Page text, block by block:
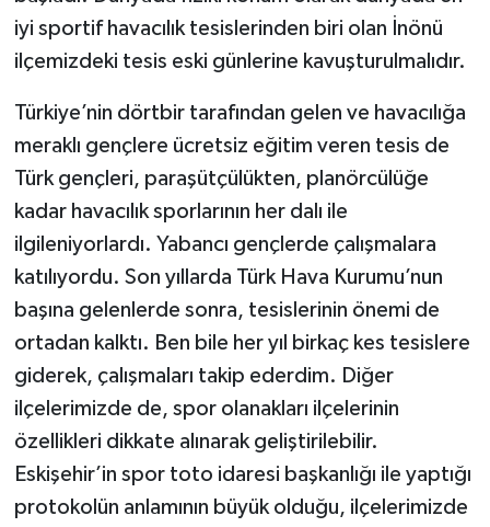
iyi sportif havacılık tesislerinden biri olan İnönü
ilçemizdeki tesis eski günlerine kavuşturulmalıdır.
Türkiye’nin dörtbir tarafından gelen ve havacılığa
meraklı gençlere ücretsiz eğitim veren tesis de
Türk gençleri, paraşütçülükten, planörcülüğe
kadar havacılık sporlarının her dalı ile
ilgileniyorlardı. Yabancı gençlerde çalışmalara
katılıyordu. Son yıllarda Türk Hava Kurumu’nun
başına gelenlerde sonra, tesislerinin önemi de
ortadan kalktı. Ben bile her yıl birkaç kes tesislere
giderek, çalışmaları takip ederdim. Diğer
ilçelerimizde de, spor olanakları ilçelerinin
özellikleri dikkate alınarak geliştirilebilir.
Eskişehir’in spor toto idaresi başkanlığı ile yaptığı
protokolün anlamının büyük olduğu, ilçelerimizde